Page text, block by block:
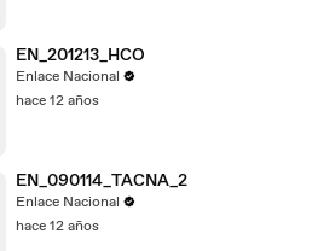
EN_201213_HCO
Enlace Nacional
hace 12 años
EN_090114_TACNA_2
Enlace Nacional
hace 12 años